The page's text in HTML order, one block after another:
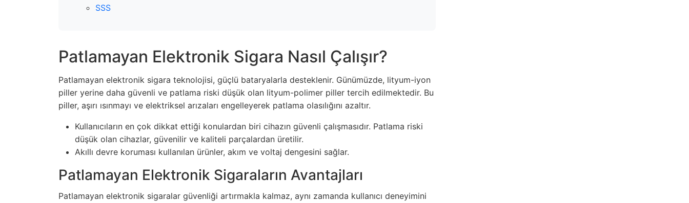
SSS
Patlamayan Elektronik Sigara Nasıl Çalışır?
Patlamayan elektronik sigara teknolojisi, güçlü bataryalarla desteklenir. Günümüzde, lityum-iyon
piller yerine daha güvenli ve patlama riski düşük olan lityum-polimer piller tercih edilmektedir. Bu
piller, aşırı ısınmayı ve elektriksel arızaları engelleyerek patlama olasılığını azaltır.
Kullanıcıların en çok dikkat ettiği konulardan biri cihazın güvenli çalışmasıdır. Patlama riski
düşük olan cihazlar, güvenilir ve kaliteli parçalardan üretilir.
Akıllı devre koruması kullanılan ürünler, akım ve voltaj dengesini sağlar.
Patlamayan Elektronik Sigaraların Avantajları
Patlamayan elektronik sigaralar güvenliği artırmakla kalmaz, aynı zamanda kullanıcı deneyimini